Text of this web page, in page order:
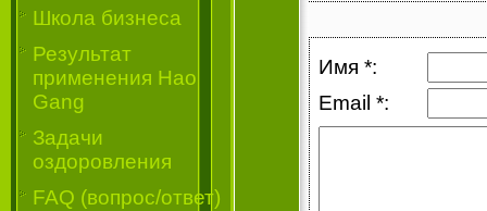
Школа бизнеса
Результат
применения Hao
Gang
Задачи
оздоровления
FAQ (вопрос/ответ)
Имя *:
Email *: